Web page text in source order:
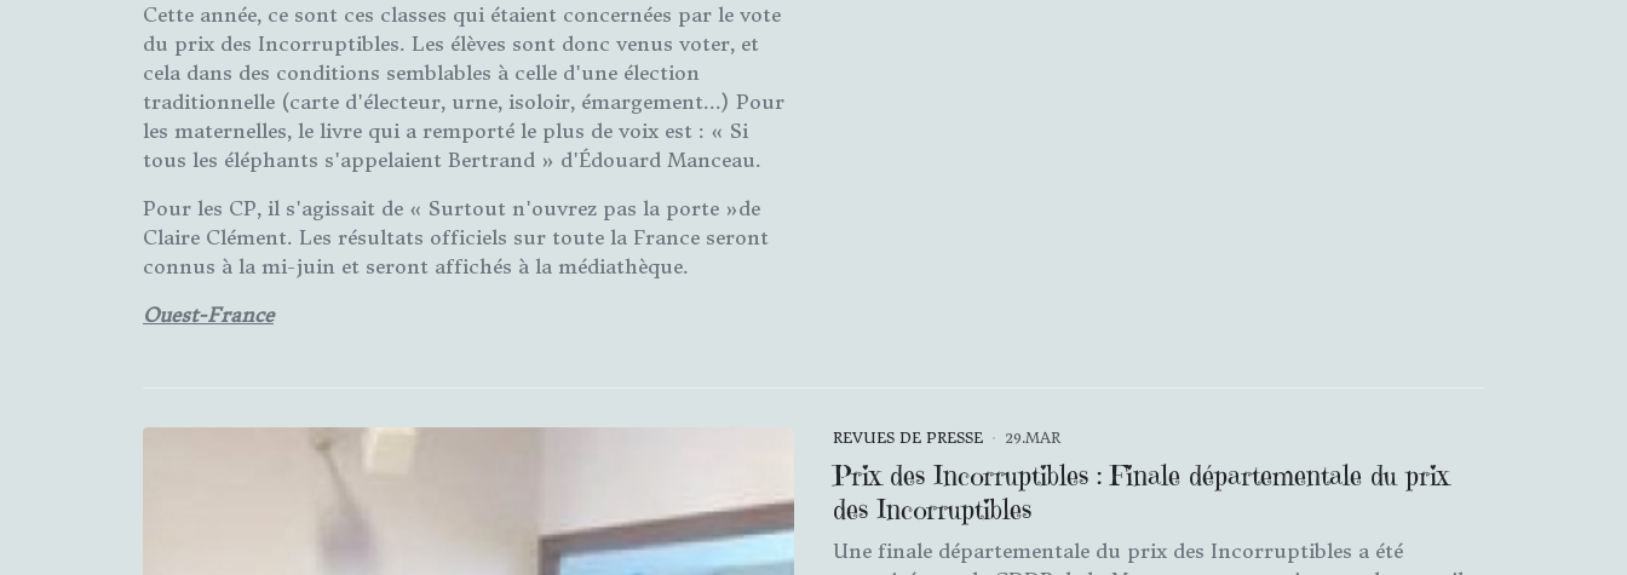
Cette année, ce sont ces classes qui étaient concernées par le vote
du prix des Incorruptibles. Les élèves sont donc venus voter, et
cela dans des conditions semblables à celle d'une élection
traditionnelle (carte d'électeur, urne, isoloir, émargement...) Pour
les maternelles, le livre qui a remporté le plus de voix est : « Si
tous les éléphants s'appelaient Bertrand » d'Édouard Manceau.
Pour les CP, il s'agissait de « Surtout n'ouvrez pas la porte »de
Claire Clément. Les résultats officiels sur toute la France seront
connus à la mi-juin et seront affichés à la médiathèque.
Ouest-France
REVUES DE PRESSE 29.MAR
Prix des Incorruptibles : Finale départementale du prix
des Incorruptibles
Une finale départementale du prix des Incorruptibles a été